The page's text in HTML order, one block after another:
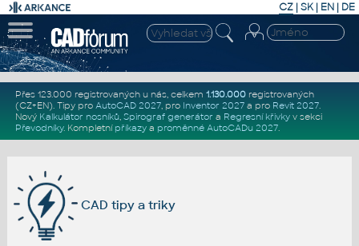
CZ | SK| EN | DE
Přes 123.000 registrovaných u nás, celkem 1.130.000registrovaných
(CZ+EN). Tipy pro AutoCAD 2027, pro Inventor 2027a pro Revit 2027.
Nový Kalkulátor nosníků, Spirograf generátor a Regresní křivkyv sekci
Převodníky. Kompletní příkazya proměnné AutoCADu 2027.
CAD tipy a triky